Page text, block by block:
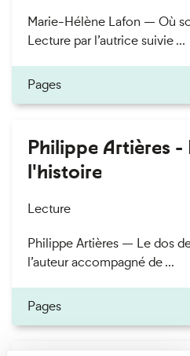
Marie-Hélène Lafon — Où
Lecture par l’autrice suivie ...
Pages
Philippe Artières -
l'histoire
Lecture
Philippe Artières — Le dos
l’auteur accompagné de ...
Pages